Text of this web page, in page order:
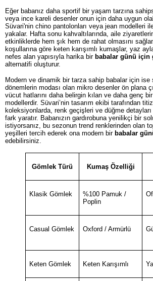
Eğer babanız daha sportif bir yaşam tarzına
veya ince kareli desenler onun için daha uygun
Süvari'nin chino pantolonları veya jean modelleri
yakalar. Hafta sonu kahvaltılarında, aile
etkinliklerde hem şık hem de rahat olmasını
koşullarına göre keten karışımlı kumaşlar, yaz
nefes alan yapısıyla harika bir babalar günü için
alternatifi oluşturur.
Modern ve dinamik bir tarza sahip babalar için
dönemlerin modası olan mikro desenler ön plana
vücut hatlarını daha belirgin kılan ve daha genç
modellerdir. Süvari’nin tasarım ekibi tarafından
koleksiyonlarda, renk geçişleri ve düğme
fark yaratır. Babanızın gardırobuna yenilikçi bir
istiyorsanız, bu sezonun trend renklerinden olan
yeşilleri tercih ederek ona modern bir babalar
edebilirsiniz.
Gömlek Türü Kumaş Özelliği
Klasik Gömlek
%100 Pamuk /
Poplin
Casual Gömlek Oxford / Armürlü
Keten Gömlek Keten Karışımlı